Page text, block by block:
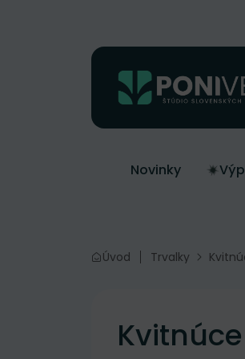
Novinky
Úvod Trvalky